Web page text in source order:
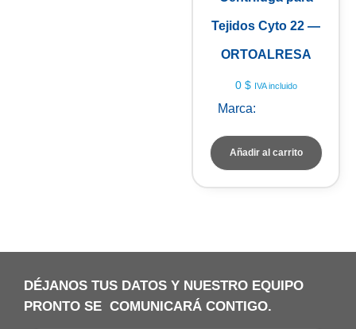
Tejidos Cyto 22 —
ORTOALRESA
0 $ IVA incluido
Marca:
Añadir al carrito
DÉJANOS TUS DATOS Y NUESTRO EQUIPO
PRONTO SE COMUNICARÁ CONTIGO.